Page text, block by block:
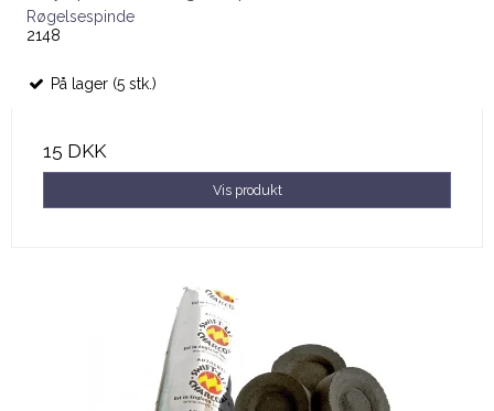
Røgelsespinde
2148
På lager (5 stk.)
15 DKK
Vis produkt